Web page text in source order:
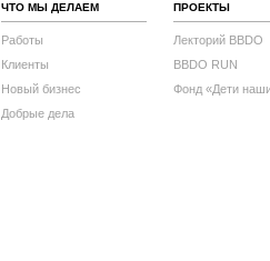
ЧТО МЫ ДЕЛАЕМ
Работы
Клиенты
Новый бизнес
Добрые дела
ПРОЕКТЫ
Лекторий BBDO
BBDO RUN
Фонд «Дети